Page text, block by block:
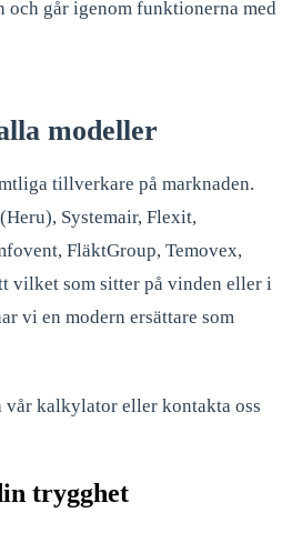
går igenom funktionerna med
modeller
tillverkare på marknaden.
Systemair, Flexit,
FläktGroup, Temovex,
vilket som sitter på vinden eller i
vi en modern ersättare som
kalkylator eller kontakta oss
trygghet